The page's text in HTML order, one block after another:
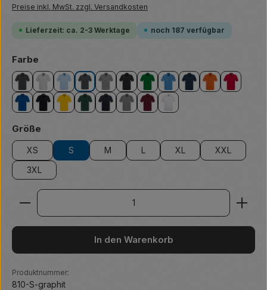
Preise inkl. MwSt. zzgl. Versandkosten
Lieferzeit: ca. 2-3 Werktage noch 187 verfügbar
Farbe
anthrazitash meliert
eisblaugraphitgrau meliert
karbongrau
kellygrünmalibublau
marineorangerot
royalblauschwarzsonnetannetinte titan weinrotweiß
Größe
XS S M L XL
XXL
3XL
Produkt Anzahl: Gib den gewünschten Wert ein
In den Warenkorb
Produktnummer:
810-S-graphit